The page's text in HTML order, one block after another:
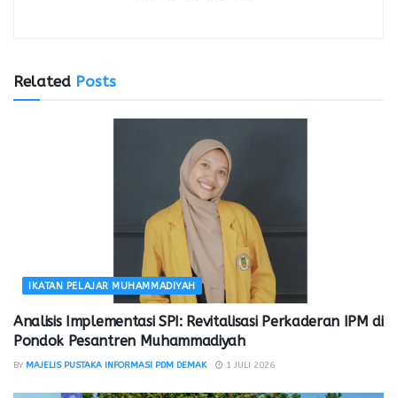
Related Posts
IKATAN PELAJAR MUHAMMADIYAH
Analisis Implementasi SPI: Revitalisasi Perkaderan IPM di
Pondok Pesantren Muhammadiyah
BY MAJELIS PUSTAKA INFORMASI PDM DEMAK 1 JULI 2026